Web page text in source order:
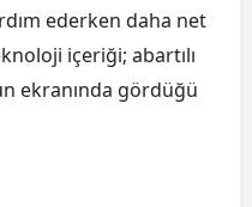
ederken daha net
içeriği; abartılı
ekranında gördüğü